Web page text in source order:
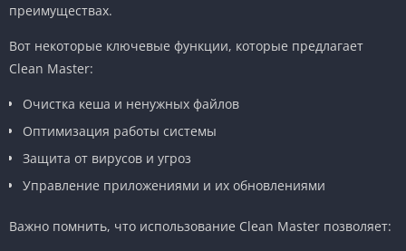
преимуществах.
Вот некоторые ключевые функции, которые предлагает
Clean Master:
Очистка кеша и ненужных файлов
Оптимизация работы системы
Защита от вирусов и угроз
Управление приложениями и их обновлениями
Важно помнить, что использование Clean Master позволяет: